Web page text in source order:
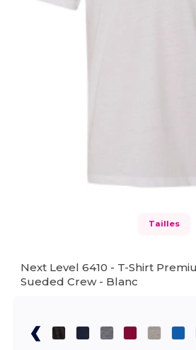
Tailles
Next Level 6410 - T-Shirt
Sueded Crew - Blanc